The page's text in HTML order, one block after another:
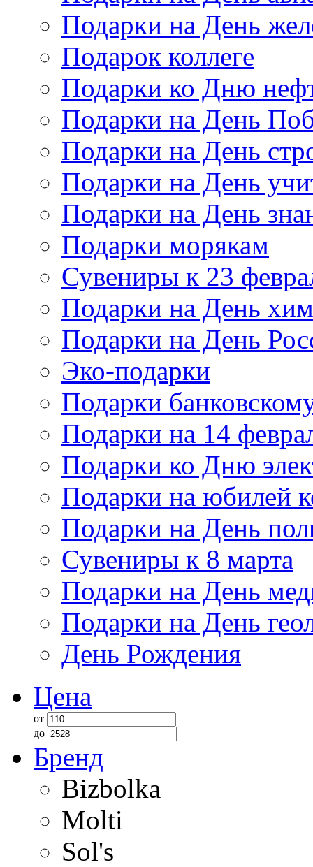
Подарки на День
Подарок коллеге
Подарки ко Дню
Подарки на День
Подарки на День
Подарки на День
Подарки на День
Подарки морякам
Сувениры к 23
Подарки на День
Подарки на День
Эко-подарки
Подарки
Подарки на 14
Подарки ко Дню
Подарки на юбилей
Подарки на День
Сувениры к 8 марта
Подарки на День
Подарки на День
День Рождения
Цена
от
до
Бренд
Bizbolka
Molti
Sol's